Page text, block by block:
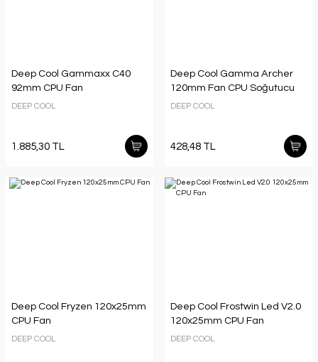
Deep Cool Gammaxx C40
92mm CPU Fan
DEEP COOL
1.885,30 TL
Deep Cool Gamma Archer
120mm Fan CPU Soğutucu
DEEP COOL
428,48 TL
Deep Cool Fryzen 120x25mm
CPU Fan
DEEP COOL
Deep Cool Frostwin Led V2.0
120x25mm CPU Fan
DEEP COOL